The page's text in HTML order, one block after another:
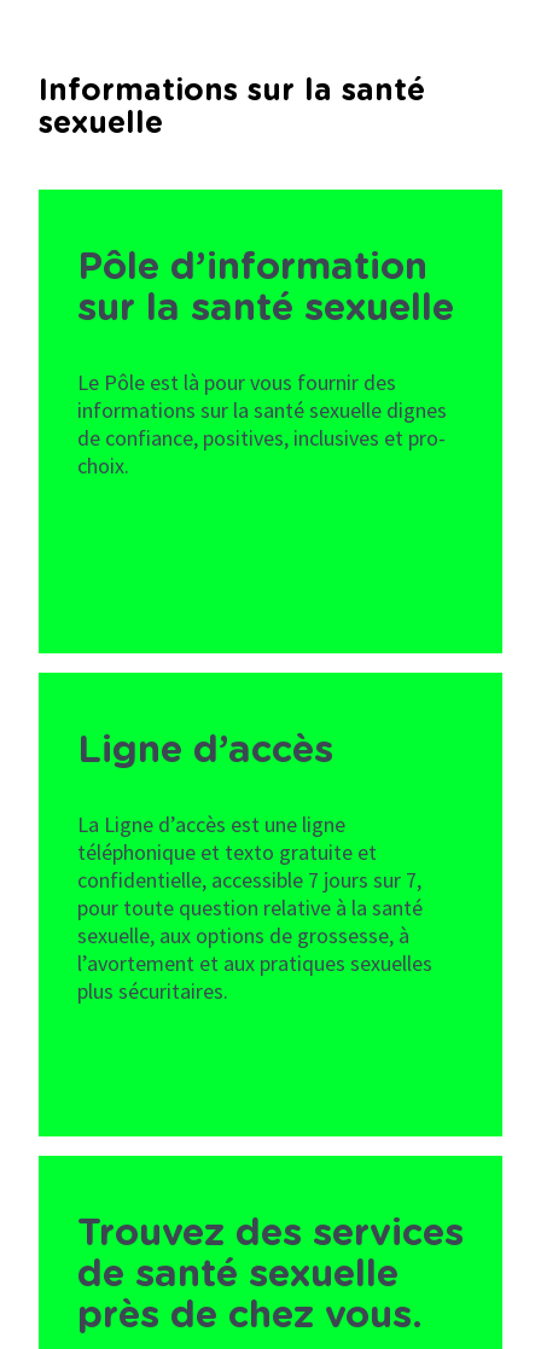
Informations sur la santé
sexuelle
Pôle d’information
sur la santé sexuelle
Le Pôle est là pour vous fournir des
informations sur la santé sexuelle dignes
de confiance, positives, inclusives et pro-
choix.
Ligne d’accès
La Ligne d’accès est une ligne
téléphonique et texto gratuite et
confidentielle, accessible 7 jours sur 7,
pour toute question relative à la santé
sexuelle, aux options de grossesse, à
l’avortement et aux pratiques sexuelles
plus sécuritaires.
Trouvez des services
de santé sexuelle
près de chez vous.